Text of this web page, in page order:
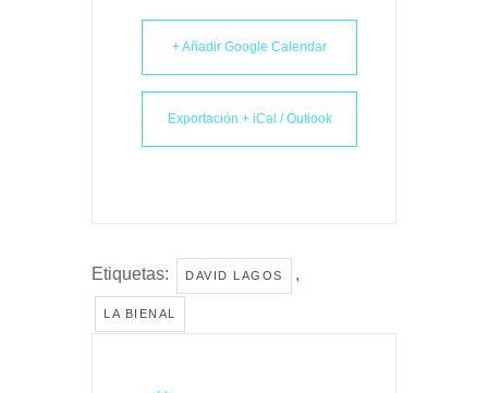
+ Añadir Google Calendar
Exportación + iCal / Outlook
Etiquetas: DAVID LAGOS ,
LA BIENAL